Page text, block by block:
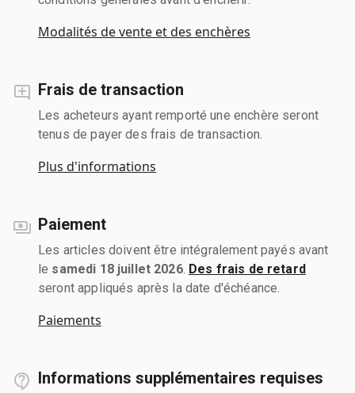
Modalités de vente et des enchères
Frais de transaction
Les acheteurs ayant remporté une enchère seront
tenus de payer des frais de transaction.
Plus d'informations
Paiement
Les articles doivent être intégralement payés avant
le samedi 18 juillet 2026. Des frais de retard
seront appliqués après la date d'échéance.
Paiements
Informations supplémentaires requises